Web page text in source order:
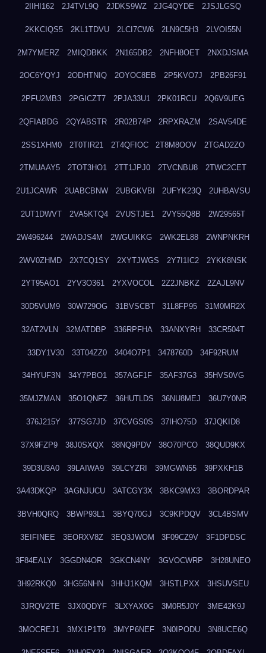
2IIHI162 2J4TVL9Q 2JDKS9WZ 2JG4QYDE 2JSJLGSQ
2KKCIQS5 2KL1TDVU 2LCI7CW6 2LN9C5H3 2LVOI55N
2M7YMERZ 2MIQDBKK 2N165DB2 2NFH8OET 2NXDJSMA
2OC6YQYJ 2ODHTNIQ 2OYOC8EB 2P5KVO7J 2PB26F91
2PFU2MB3 2PGICZT7 2PJA33U1 2PK01RCU 2Q6V9UEG
2QFIABDG 2QYABSTR 2R02B74P 2RPXRAZM 2SAV54DE
2SS1XHM0 2T0TIR21 2T4QFIOC 2T8M8OOV 2TGAD2ZO
2TMUAAY5 2TOT3HO1 2TT1JPJ0 2TVCNBU8 2TWC2CET
2U1JCAWR 2UABCBNW 2UBGKVBI 2UFYK23Q 2UHBAVSU
2UT1DWVT 2VA5KTQ4 2VUSTJE1 2VY55Q8B 2W29565T
2W496244 2WADJS4M 2WGUIKKG 2WK2EL88 2WNPNKRH
2WV0ZHMD 2X7CQ1SY 2XYTJWGS 2Y7I1IC2 2YKK8NSK
2YT95AO1 2YV3O361 2YXVOCOL 2Z2JNBKZ 2ZAJL9NV
30D5VUM9 30W729OG 31BVSCBT 31L8FP95 31M0MR2X
32AT2VLN 32MATDBP 336RPFHA 33ANXYRH 33CR504T
33DY1V30 33T04ZZ0 3404O7P1 3478760D 34F92RUM
34HYUF3N 34Y7PBO1 357AGF1F 35AF37G3 35HVS0VG
35MJZMAN 35O1QNFZ 36HUTLDS 36NU8MEJ 36U7Y0NR
376J215Y 377SG7JD 37CVGS0S 37IHO75D 37JQKID8
37X9FZP9 38J0SXQX 38NQ9PDV 38O70PCO 38QUD9KX
39D3U3A0 39LAIWA9 39LCYZRI 39MGWN55 39PXKH1B
3A43DKQP 3AGNJUCU 3ATCGY3X 3BKC9MX3 3BORDPAR
3BVH0QRQ 3BWP93L1 3BYQ70GJ 3C9KPDQV 3CL4BSMV
3EIFINEE 3EORXV8Z 3EQ3JWOM 3F09CZ9V 3F1DPDSC
3F84EALY 3GGDN4OR 3GKCN4NY 3GVOCWRP 3H28UNEO
3H92RKQ0 3HG56NHN 3HHJ1KQM 3HSTLPXX 3HSUVSEU
3JRQV2TE 3JX0QDYF 3LXYAX0G 3M0R5J0Y 3ME42K9J
3MOCREJ1 3MX1P1T9 3MYP6NEF 3N0IPODU 3N8UCE6Q